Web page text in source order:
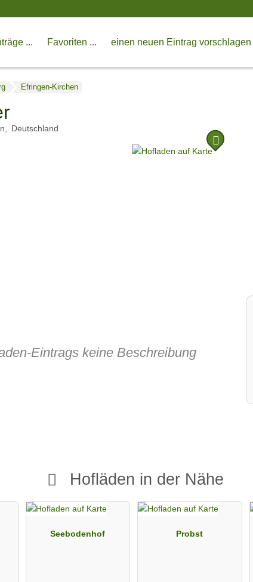
... Favoriten ... einen neuen Eintrag vorschlagen
Efringen-Kirchen
Deutschland
Eintrags keine Beschreibung
Hofläden in der Nähe
Seebodenhof Probst